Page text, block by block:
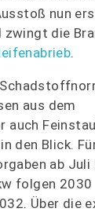
nun
die
.
aus dem
auch
den Blick.
ab Juli
folgen 2030
Über die